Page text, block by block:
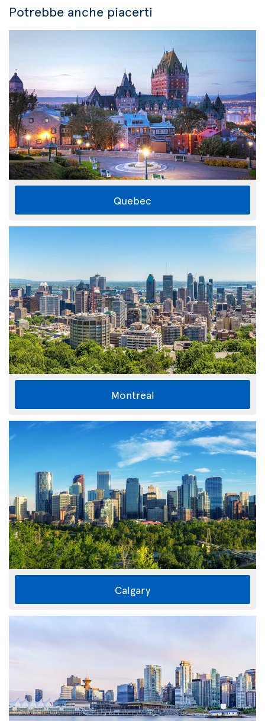
Potrebbe anche piacerti
Quebec
Montreal
Calgary